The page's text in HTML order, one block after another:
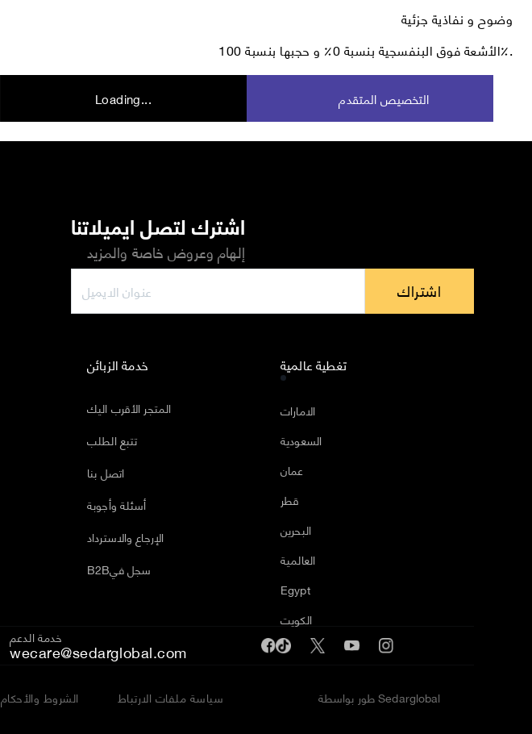
وضوح و نفاذية جزئية
الأشعة فوق البنفسجية بنسبة 0٪ و حجبها بنسبة 100٪.
Loading... التخصيص المتقدم
اشترك لتصل ايميلاتنا
إلهام وعروض خاصة والمزيد
اشتراك
خدمة الزبائن
المتجر الأقرب اليك
تتبع الطلب
اتصل بنا
أسئلة وأجوبة
الإرجاع والاسترداد
B2Bسجل في
تغطية عالمية
الامارات
السعودية
عمان
قطر
البحرين
العالمية
Egypt
الكويت
خدمة الدعم
wecare@sedarglobal.com
الشروط والأحكام سياسة ملفات الارتباط طور بواسطة Sedarglobal